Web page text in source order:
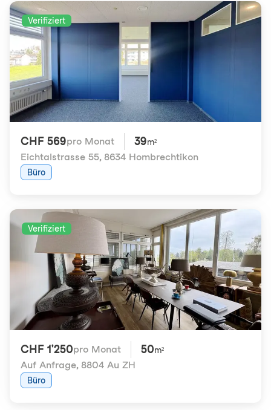
Verifiziert
CHF 569pro Monat 39m²
Eichtalstrasse 55, 8634 Hombrechtikon
Büro
Verifiziert
CHF 1'250pro Monat 50m²
Auf Anfrage, 8804 Au ZH
Büro